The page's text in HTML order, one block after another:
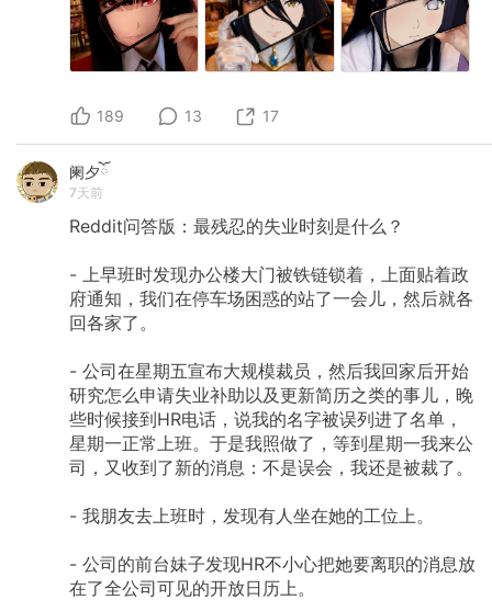
189 13 17
阑夕ོ
7天前
Reddit问答版：最残忍的失业时刻是什么？
- 上早班时发现办公楼大门被铁链锁着，上面贴着政
府通知，我们在停车场困惑的站了一会儿，然后就各
回各家了。
- 公司在星期五宣布大规模裁员，然后我回家后开始
研究怎么申请失业补助以及更新简历之类的事儿，晚
些时候接到HR电话，说我的名字被误列进了名单，
星期一正常上班。于是我照做了，等到星期一我来公
司，又收到了新的消息：不是误会，我还是被裁了。
- 我朋友去上班时，发现有人坐在她的工位上。
- 公司的前台妹子发现HR不小心把她要离职的消息放
在了全公司可见的开放日历上。